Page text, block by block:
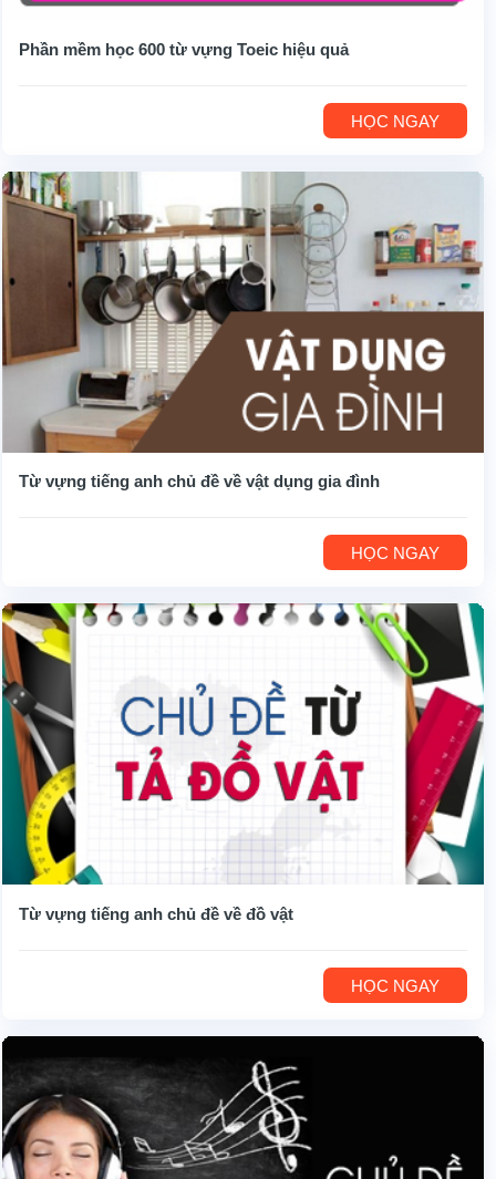
Phần mềm học 600 từ vựng Toeic hiệu quả
HỌC NGAY
Từ vựng tiếng anh chủ đề về vật dụng gia đình
HỌC NGAY
Từ vựng tiếng anh chủ đề về đồ vật
HỌC NGAY